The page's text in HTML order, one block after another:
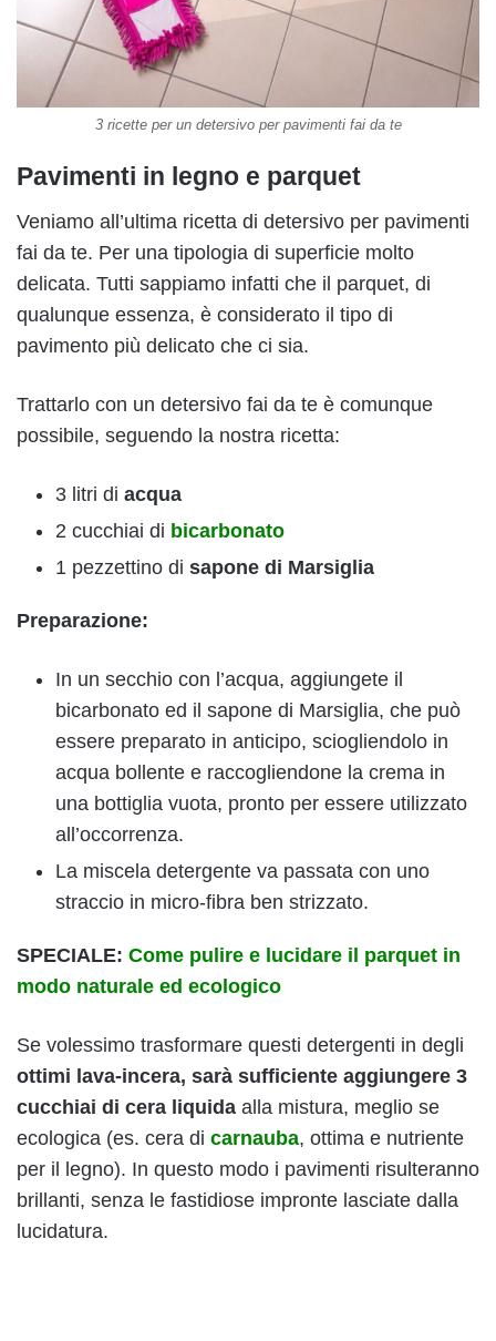
3 ricette per un detersivo per pavimenti fai da te
Pavimenti in legno e parquet
Veniamo all’ultima ricetta di detersivo per pavimenti
fai da te. Per una tipologia di superficie molto
delicata. Tutti sappiamo infatti che il parquet, di
qualunque essenza, è considerato il tipo di
pavimento più delicato che ci sia.
Trattarlo con un detersivo fai da te è comunque
possibile, seguendo la nostra ricetta:
3 litri di acqua
2 cucchiai di bicarbonato
1 pezzettino di sapone di Marsiglia
Preparazione:
In un secchio con l’acqua, aggiungete il
bicarbonato ed il sapone di Marsiglia, che può
essere preparato in anticipo, sciogliendolo in
acqua bollente e raccogliendone la crema in
una bottiglia vuota, pronto per essere utilizzato
all’occorrenza.
La miscela detergente va passata con uno
straccio in micro-fibra ben strizzato.
SPECIALE: Come pulire e lucidare il parquet in
modo naturale ed ecologico
Se volessimo trasformare questi detergenti in degli
ottimi lava-incera, sarà sufficiente aggiungere 3
cucchiai di cera liquida alla mistura, meglio se
ecologica (es. cera di carnauba, ottima e nutriente
per il legno). In questo modo i pavimenti risulteranno
brillanti, senza le fastidiose impronte lasciate dalla
lucidatura.